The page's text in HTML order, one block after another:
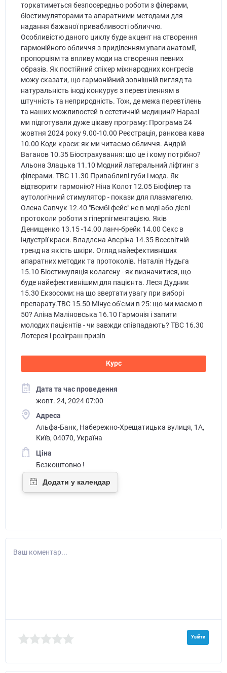
торкатиметься безпосередньо роботи з філерами,
біостимуляторами та апаратними методами для
надання бажаної привабливості обличчю.
Особливістю даного циклу буде акцент на створення
гармонійного обличчя з приділенням уваги анатомії,
пропорціям та впливу моди на створення певних
образів. Як постійний спікер міжнародних конгресів
можу сказати, що гармонійний зовнішній вигляд та
натуральність іноді конкурує з перевтіленням в
штучність та неприродність. Тож, де межа перевтілень
та наших можливостей в естетичній медицині? Наразі
ми підготували дуже цікаву програму: Програма 24
жовтня 2024 року 9.00-10.00 Реєстрація, ранкова кава
10.00 Коди краси: як ми читаємо обличчя. Андрій
Ваганов 10.35 Біострахування: що це і кому потрібно?
Альона Злацька 11.10 Модний латеральний ліфтинг з
філерами. ТВС 11.30 Привабливі губи і мода. Як
відтворити гармонію? Ніна Колот 12.05 Біофілер та
аутологічний стимулятор - покази для плазмагелю.
Олена Савчук 12.40 "Бембі фейс" не в моді або дієві
протоколи роботи з гіперпігментацією. Яків
Денищенко 13.15 -14.00 ланч-брейк 14.00 Секс в
індустрії краси. Владлєна Авєріна 14.35 Всесвітній
тренд на якість шкіри. Огляд найефективніших
апаратних методик та протоколів. Наталія Нудьга
15.10 Біостимуляція колагену - як визначитися, що
буде найефективнішим для пацієнта. Леся Дудник
15.30 Екзосоми: на що звертати увагу при виборі
препарату.ТВС 15.50 Мінус об'єми в 25: що ми маємо в
50? Аліна Маліновська 16.10 Гармонія і запити
молодих пацієнтів - чи завжди співпадають? ТВС 16.30
Лотерея і розіграш призів
Курс
Дата та час проведення
жовт. 24, 2024 07:00
Адреса
Альфа-Банк, Набережно-Хрещатицька вулиця, 1A,
Київ, 04070, Україна
Ціна
Безкоштовно !
Ваш коментар...
Увійти